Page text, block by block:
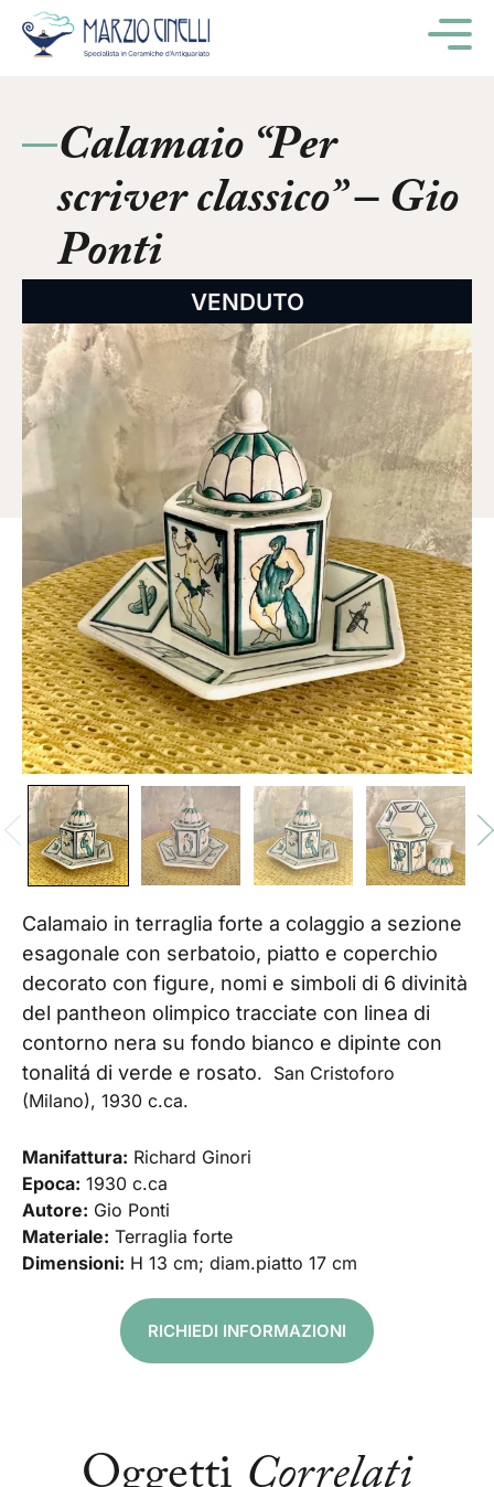
Calamaio “Per
scriver classico” – Gio
Ponti
VENDUTO
Calamaio in terraglia forte a colaggio a sezione
esagonale con serbatoio, piatto e coperchio
decorato con figure, nomi e simboli di 6 divinità
del pantheon olimpico tracciate con linea di
contorno nera su fondo bianco e dipinte con
tonalitá di verde e rosato. San Cristoforo
(Milano), 1930 c.ca.
Manifattura: Richard Ginori
Epoca: 1930 c.ca
Autore: Gio Ponti
Materiale: Terraglia forte
Dimensioni: H 13 cm; diam.piatto 17 cm
RICHIEDI INFORMAZIONI
Oggetti Correlati